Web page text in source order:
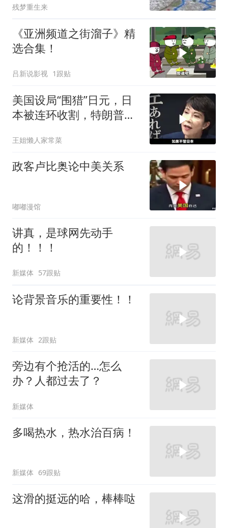
残梦重生来
《亚洲频道之街溜子》精
选合集！
吕新说影视 1跟贴
美国设局“围猎”日元，日
本被连环收割，特朗普金
王姐懒人家常菜
政客卢比奥论中美关系
嘟嘟漫馆
讲真，是球网先动手
的！！！
新媒体 57跟贴
论背景音乐的重要性！！
新媒体 2跟贴
旁边有个抢活的…怎么
办？人都过去了？
新媒体
多喝热水，热水治百病！
新媒体 69跟贴
这滑的挺远的哈，棒棒哒